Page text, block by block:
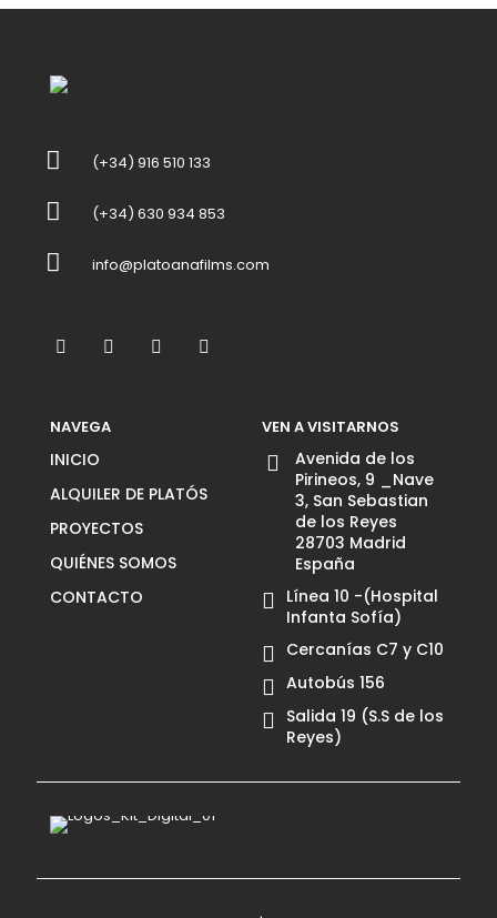
(+34) 916 510 133
(+34) 630 934 853
info@platoanafilms.com
NAVEGA
INICIO
ALQUILER DE PLATÓS
PROYECTOS
QUIÉNES SOMOS
CONTACTO
VEN A VISITARNOS
Avenida de los
Pirineos, 9 _Nave
3, San Sebastian
de los Reyes
28703 Madrid
España
Línea 10 -(Hospital
Infanta Sofía)
Cercanías C7 y C10
Autobús 156
Salida 19 (S.S de los
Reyes)